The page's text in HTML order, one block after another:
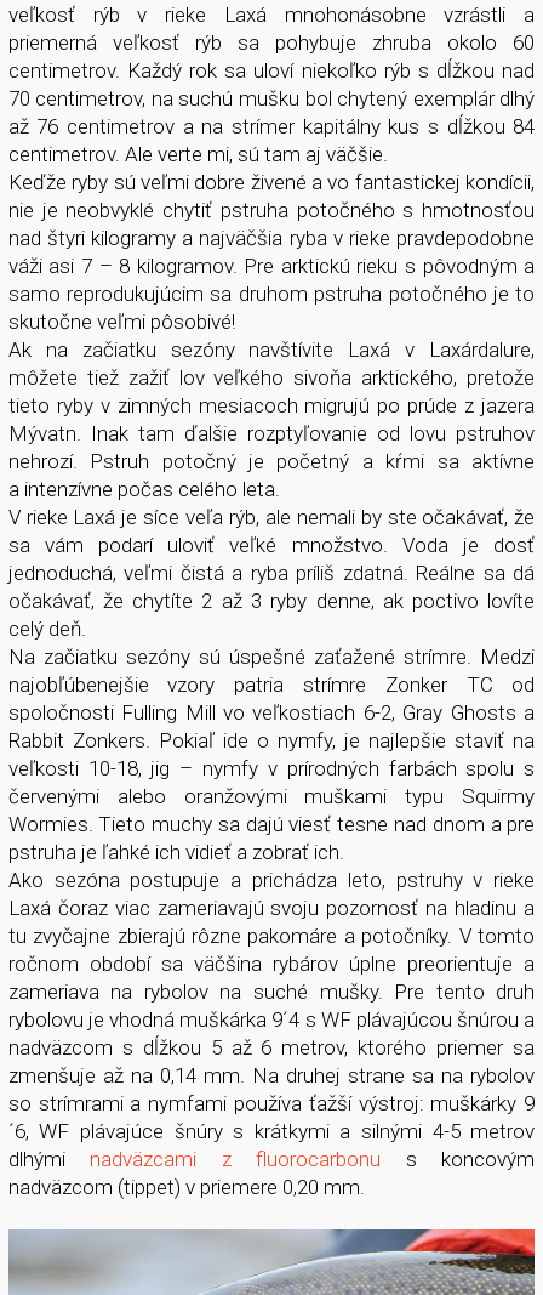
veľkosť rýb v rieke Laxá mnohonásobne vzrástli a
priemerná veľkosť rýb sa pohybuje zhruba okolo 60
centimetrov. Každý rok sa uloví niekoľko rýb s dĺžkou nad
70 centimetrov, na suchú mušku bol chytený exemplár dlhý
až 76 centimetrov a na strímer kapitálny kus s dĺžkou 84
centimetrov. Ale verte mi, sú tam aj väčšie.
Keďže ryby sú veľmi dobre živené a vo fantastickej kondícii,
nie je neobvyklé chytiť pstruha potočného s hmotnosťou
nad štyri kilogramy a najväčšia ryba v rieke pravdepodobne
váži asi 7 – 8 kilogramov. Pre arktickú rieku s pôvodným a
samo reprodukujúcim sa druhom pstruha potočného je to
skutočne veľmi pôsobivé!
Ak na začiatku sezóny navštívite Laxá v Laxárdalure,
môžete tiež zažiť lov veľkého sivoňa arktického, pretože
tieto ryby v zimných mesiacoch migrujú po prúde z jazera
Mývatn. Inak tam ďalšie rozptyľovanie od lovu pstruhov
nehrozí. Pstruh potočný je početný a kŕmi sa aktívne
a intenzívne počas celého leta.
V rieke Laxá je síce veľa rýb, ale nemali by ste očakávať, že
sa vám podarí uloviť veľké množstvo. Voda je dosť
jednoduchá, veľmi čistá a ryba príliš zdatná. Reálne sa dá
očakávať, že chytíte 2 až 3 ryby denne, ak poctivo lovíte
celý deň.
Na začiatku sezóny sú úspešné zaťažené strímre. Medzi
najobľúbenejšie vzory patria strímre Zonker TC od
spoločnosti Fulling Mill vo veľkostiach 6-2, Gray Ghosts a
Rabbit Zonkers. Pokiaľ ide o nymfy, je najlepšie staviť na
veľkosti 10-18, jig – nymfy v prírodných farbách spolu s
červenými alebo oranžovými muškami typu Squirmy
Wormies. Tieto muchy sa dajú viesť tesne nad dnom a pre
pstruha je ľahké ich vidieť a zobrať ich.
Ako sezóna postupuje a prichádza leto, pstruhy v rieke
Laxá čoraz viac zameriavajú svoju pozornosť na hladinu a
tu zvyčajne zbierajú rôzne pakomáre a potočníky. V tomto
ročnom období sa väčšina rybárov úplne preorientuje a
zameriava na rybolov na suché mušky. Pre tento druh
rybolovu je vhodná muškárka 9´4 s WF plávajúcou šnúrou a
nadväzcom s dĺžkou 5 až 6 metrov, ktorého priemer sa
zmenšuje až na 0,14 mm. Na druhej strane sa na rybolov
so strímrami a nymfami používa ťažší výstroj: muškárky 9
´6, WF plávajúce šnúry s krátkymi a silnými 4-5 metrov
dlhými nadväzcami z fluorocarbonu s koncovým
nadväzcom (tippet) v priemere 0,20 mm.